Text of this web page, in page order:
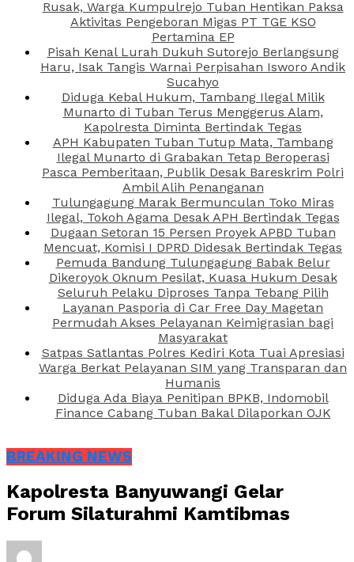
Rusak, Warga Kumpulrejo Tuban Hentikan Paksa
Aktivitas Pengeboran Migas PT TGE KSO
Pertamina EP
Pisah Kenal Lurah Dukuh Sutorejo Berlangsung
Haru, Isak Tangis Warnai Perpisahan Isworo Andik
Sucahyo
Diduga Kebal Hukum, Tambang Ilegal Milik
Munarto di Tuban Terus Menggerus Alam,
Kapolresta Diminta Bertindak Tegas
APH Kabupaten Tuban Tutup Mata, Tambang
Ilegal Munarto di Grabakan Tetap Beroperasi
Pasca Pemberitaan, Publik Desak Bareskrim Polri
Ambil Alih Penanganan
Tulungagung Marak Bermunculan Toko Miras
Ilegal, Tokoh Agama Desak APH Bertindak Tegas
Dugaan Setoran 15 Persen Proyek APBD Tuban
Mencuat, Komisi I DPRD Didesak Bertindak Tegas
Pemuda Bandung Tulungagung Babak Belur
Dikeroyok Oknum Pesilat, Kuasa Hukum Desak
Seluruh Pelaku Diproses Tanpa Tebang Pilih
Layanan Pasporia di Car Free Day Magetan
Permudah Akses Pelayanan Keimigrasian bagi
Masyarakat
Satpas Satlantas Polres Kediri Kota Tuai Apresiasi
Warga Berkat Pelayanan SIM yang Transparan dan
Humanis
Diduga Ada Biaya Penitipan BPKB, Indomobil
Finance Cabang Tuban Bakal Dilaporkan OJK
BREAKING NEWS
Kapolresta Banyuwangi Gelar
Forum Silaturahmi Kamtibmas